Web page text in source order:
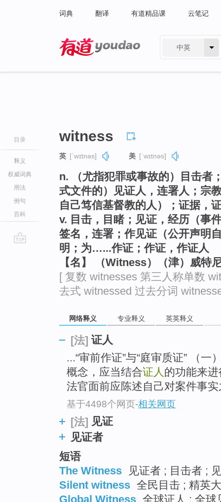
词典 翻译 有道精品课 云笔记
中英
目录
释义
权威词典
用法
例句
百科
witness
英 [ˈwɪtnəs] 美 [ˈwɪtnəs]
n. （尤指犯罪或事故的）目击者
式文件的）见证人，连署人；宗
自己笃信基督教的人）；证据，
v. 目击，目睹；见证，经历（事
签名，连署；作见证（公开声明
明；为…...作证；作证，作证人
【名】 （Witness）（津）威特
[ 复数 witnesses 第三人称单数
去式 witnessed 过去分词
网络释义 专业释义 英英释义
[法] 证人
...“审前作证”与“庭审质证” （一
概念，应当结合证人的功能来
法官面前应陈述自己对案件事实
基于4498个网页-相关网页
[法] 见证
见证者
短语
The Witness
见证者 ; 目击者 ;
Silent witness 全民目击 ; 精英
Global Witness 全球证人 ; 全球